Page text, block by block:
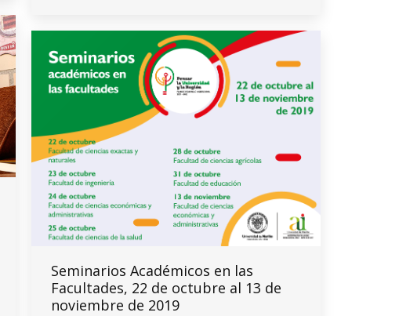
Seminarios Académicos en las
Facultades, 22 de octubre al 13 de
noviembre de 2019